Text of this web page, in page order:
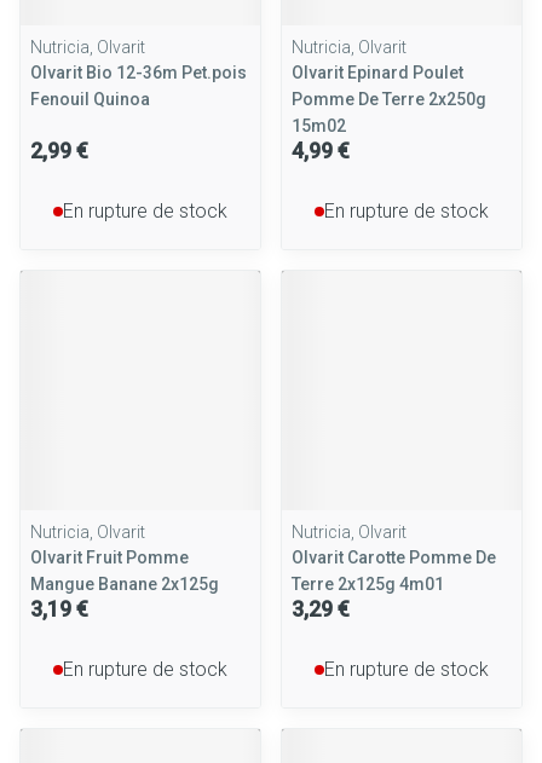
Nutricia, Olvarit
Olvarit Bio 12-36m Pet.pois
Fenouil Quinoa
2,99 €
En rupture de stock
Nutricia, Olvarit
Olvarit Epinard Poulet
Pomme De Terre 2x250g
15m02
4,99 €
En rupture de stock
Nutricia, Olvarit
Olvarit Fruit Pomme
Mangue Banane 2x125g
3,19 €
En rupture de stock
Nutricia, Olvarit
Olvarit Carotte Pomme De
Terre 2x125g 4m01
3,29 €
En rupture de stock